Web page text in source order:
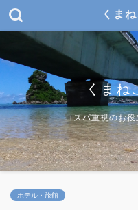
くま
くまね
コスパ重視のお
ホテル・旅館